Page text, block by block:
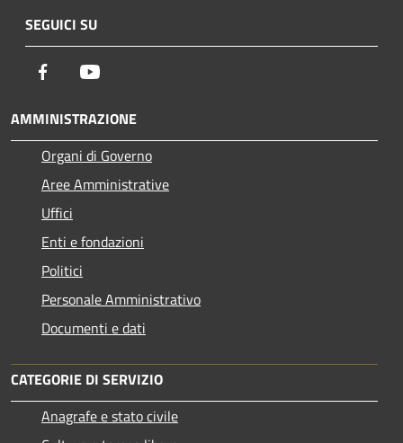
SEGUICI SU
Facebook
AMMINISTRAZIONE
Organi di Governo
Aree Amministrative
Uffici
Enti e fondazioni
Politici
Personale Amministrativo
Documenti e dati
CATEGORIE DI SERVIZIO
Anagrafe e stato civile